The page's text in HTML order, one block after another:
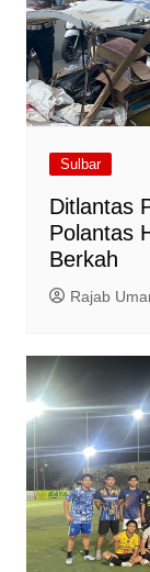
Sulbar
Ditlantas
Polantas
Berkah
Rajab